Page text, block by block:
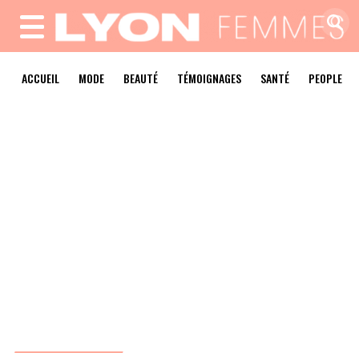
MENU
ACCUEIL MODE BEAUTÉ TÉMOIGNAGES SANTÉ PEOPLE